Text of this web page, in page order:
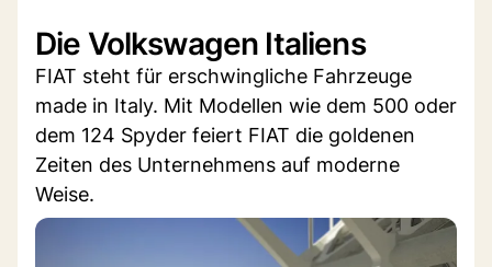
Die Volkswagen Italiens
FIAT steht für erschwingliche Fahrzeuge
made in Italy. Mit Modellen wie dem 500 oder
dem 124 Spyder feiert FIAT die goldenen
Zeiten des Unternehmens auf moderne
Weise.